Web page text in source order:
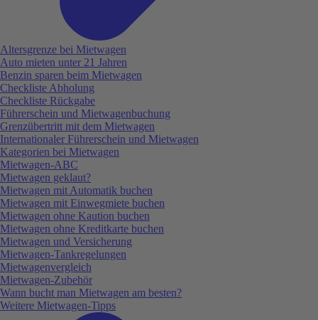
Altersgrenze bei Mietwagen
Auto mieten unter 21 Jahren
Benzin sparen beim Mietwagen
Checkliste Abholung
Checkliste Rückgabe
Führerschein und Mietwagenbuchung
Grenzübertritt mit dem Mietwagen
Internationaler Führerschein und Mietwagen
Kategorien bei Mietwagen
Mietwagen-ABC
Mietwagen geklaut?
Mietwagen mit Automatik buchen
Mietwagen mit Einwegmiete buchen
Mietwagen ohne Kaution buchen
Mietwagen ohne Kreditkarte buchen
Mietwagen und Versicherung
Mietwagen-Tankregelungen
Mietwagenvergleich
Mietwagen-Zubehör
Wann bucht man Mietwagen am besten?
Weitere Mietwagen-Tipps